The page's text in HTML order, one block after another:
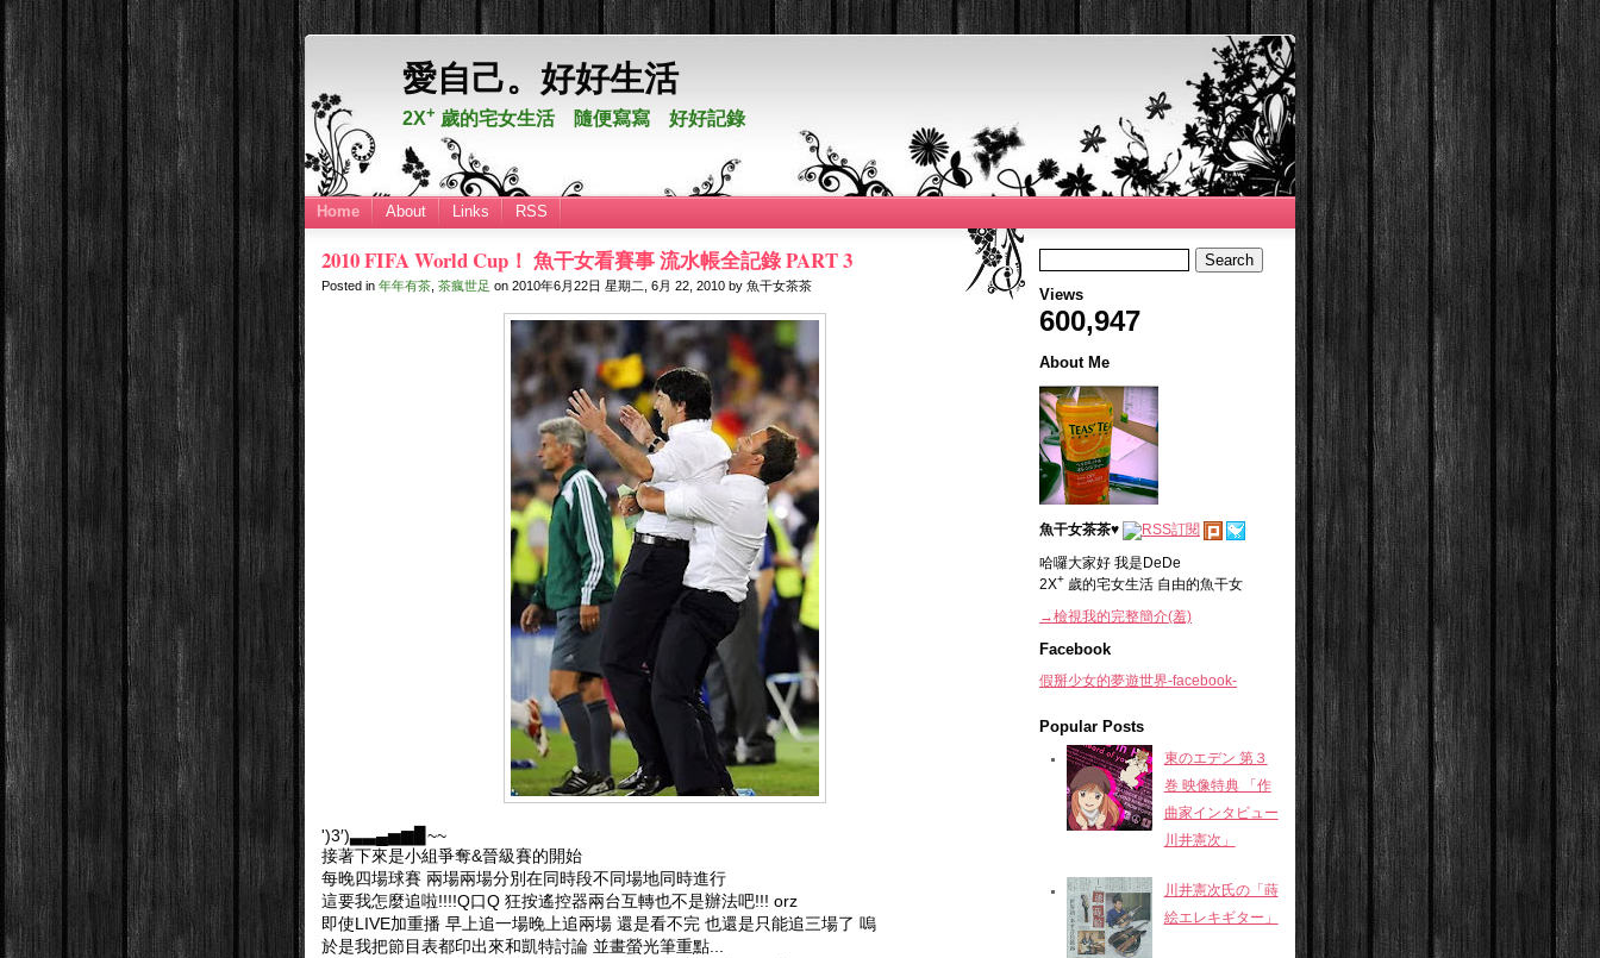
愛自己。好好生活
2X+ 歲的宅女生活 隨便寫寫 好好記錄
Home About Links RSS
2010 FIFA World Cup！ 魚干女看賽事 流水帳全記錄 PART 3
Posted in年年有茶 ,茶瘋世足 on2010年6月22日星期二, 6月 22, 2010by魚干女茶茶
')3′)▃▃▄▅▆▉~~
接著下來是小組爭奪&晉級賽的開始
每晚四場球賽 兩場兩場分別在同時段不同場地同時進行
這要我怎麼追啦!!!!Q口Q 狂按遙控器兩台互轉也不是辦法吧!!! orz
即使LIVE加重播 早上追一場晚上追兩場 還是看不完 也還是只能追三場了 嗚
於是我把節目表都印出來和凱特討論 並畫螢光筆重點...
Views
600,947
About Me
魚干女茶茶♥
哈囉大家好 我是DeDe
2X+ 歲的宅女生活 自由的魚干女
→檢視我的完整簡介(羞)
Facebook
假掰少女的夢遊世界-facebook-
Popular Posts
東のエデン 第３
巻 映像特典 「作
曲家インタビュー
川井憲次」
川井憲次氏の「蒔
絵エレキギター」